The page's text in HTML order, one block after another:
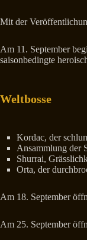
Mit der
Am 11. September
saisonbedingte
Weltbosse
Kordac, der
Ansammlung der
Shurrai,
Orta, der
Am 18. September
Am 25. September